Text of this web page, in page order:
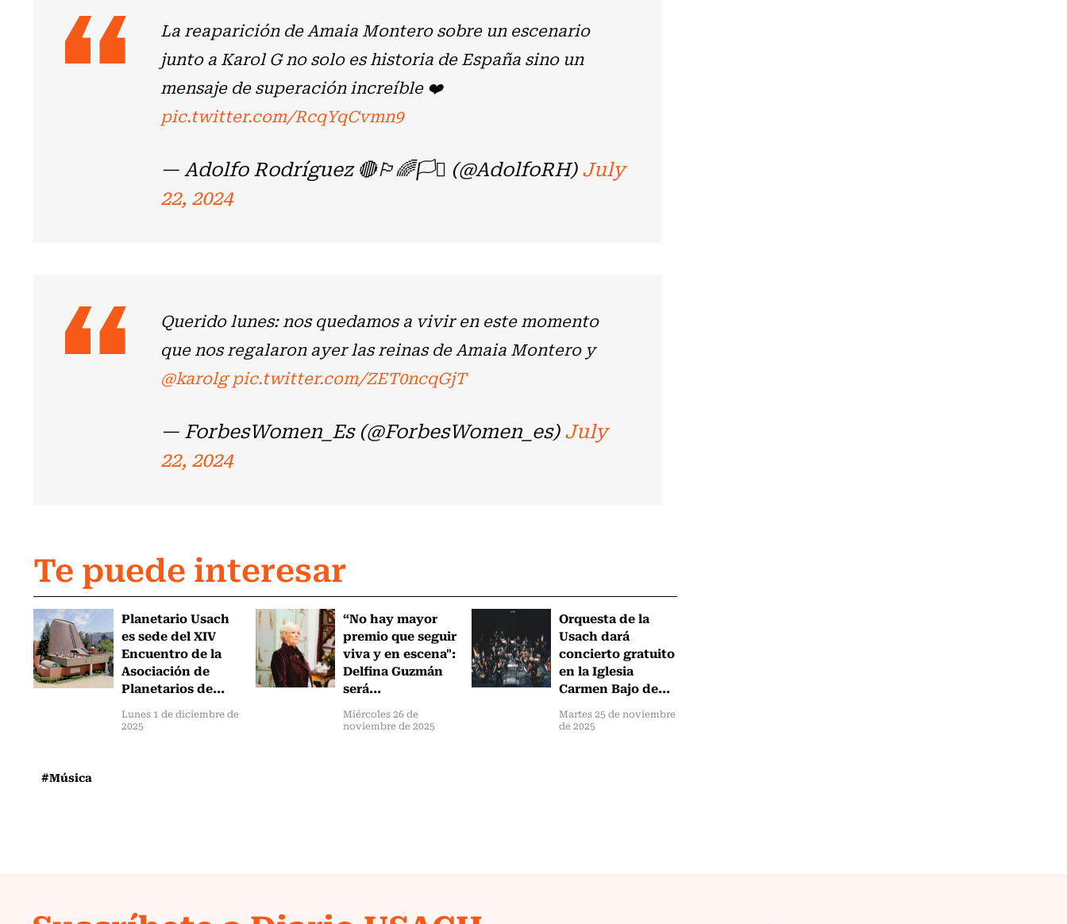
La reaparición de Amaia Montero sobre un escenario
junto a Karol G no solo es historia de España sino un
mensaje de superación increíble ❤️
pic.twitter.com/RcqYqCvmn9
— Adolfo Rodríguez 🔴🏳️‍🌈🏳️‍⚧️ (@AdolfoRH)July
22, 2024
Querido lunes: nos quedamos a vivir en este momento
que nos regalaron ayer las reinas de Amaia Montero y
@karolg pic.twitter.com/ZET0ncqGjT
— ForbesWomen_Es (@ForbesWomen_es)July
22, 2024
Te puede interesar
Planetario Usach
es sede del XIV
Encuentro de la
Asociación de
Planetarios de...
Lunes 1 de diciembre de
2025
“No hay mayor
premio que seguir
viva y en escena":
Delfina Guzmán
será...
Miércoles 26 de
noviembre de 2025
Orquesta de la
Usach dará
concierto gratuito
en la Iglesia
Carmen Bajo de...
Martes 25 de noviembre
de 2025
#Música